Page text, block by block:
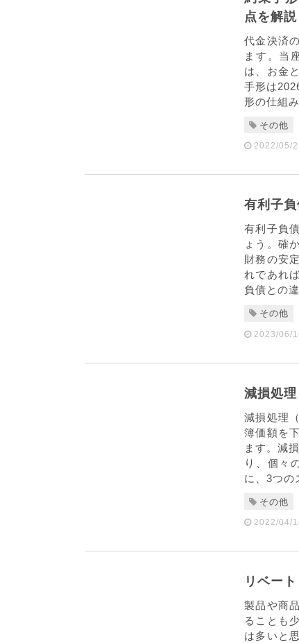
点を解説
代金決済
ます。当
は、お金
手形は
形の仕組
その他
2022/05/
有利子
有利子負
ょう。確
財務の安
れであれ
負債との
その他
2023/06/
減損処
減損処理
簿価額を
ます。減
り、個々
に、3つ
その他
2022/04/
リベー
製品や商
ることも
は多いと